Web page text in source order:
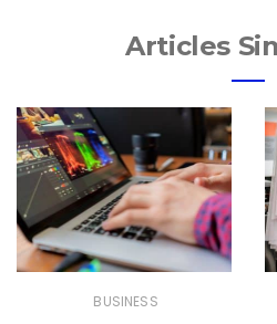
Articles
BUSINESS